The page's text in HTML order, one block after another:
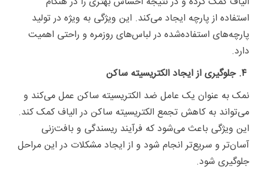
استفاده از پارچه ایجاد می‌کند. این ویژگی به ویژه در تولید
پارچه‌های استفاده‌شده در لباس‌های روزمره و راحتی اهمیت
دارد.
۴. جلوگیری از ایجاد الکتریسیته ساکن
نمک به عنوان یک عامل ضد الکتریسیته ساکن عمل می‌کند و
می‌تواند به کاهش تجمع الکتریسیته ساکن در الیاف کمک کند.
این ویژگی باعث می‌شود که فرآیند ریسندگی و بافت‌زنی
آسان‌تر و سریع‌تر انجام شود و از ایجاد مشکلات در این مراحل
جلوگیری شود.